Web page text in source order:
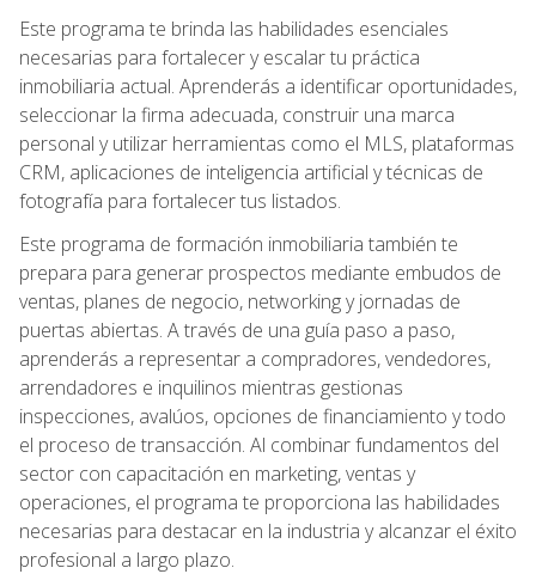
Este programa te brinda las habilidades esenciales
necesarias para fortalecer y escalar tu práctica
inmobiliaria actual. Aprenderás a identificar oportunidades,
seleccionar la firma adecuada, construir una marca
personal y utilizar herramientas como el MLS, plataformas
CRM, aplicaciones de inteligencia artificial y técnicas de
fotografía para fortalecer tus listados.
Este programa de formación inmobiliaria también te
prepara para generar prospectos mediante embudos de
ventas, planes de negocio, networking y jornadas de
puertas abiertas. A través de una guía paso a paso,
aprenderás a representar a compradores, vendedores,
arrendadores e inquilinos mientras gestionas
inspecciones, avalúos, opciones de financiamiento y todo
el proceso de transacción. Al combinar fundamentos del
sector con capacitación en marketing, ventas y
operaciones, el programa te proporciona las habilidades
necesarias para destacar en la industria y alcanzar el éxito
profesional a largo plazo.